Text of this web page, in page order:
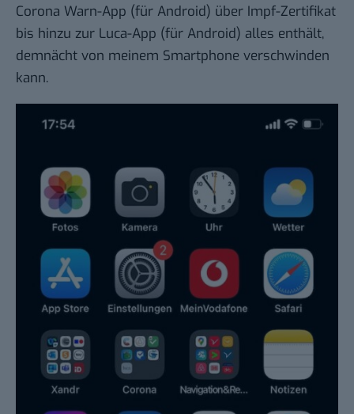
Corona Warn-App (für Android) über Impf-Zertifikat
bis hinzu zur Luca-App (für Android) alles enthält,
demnächt von meinem Smartphone verschwinden
kann.